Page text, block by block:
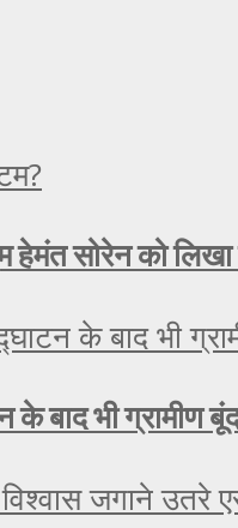
हेमंत सोरेन को
के बाद भी ग्रामीण